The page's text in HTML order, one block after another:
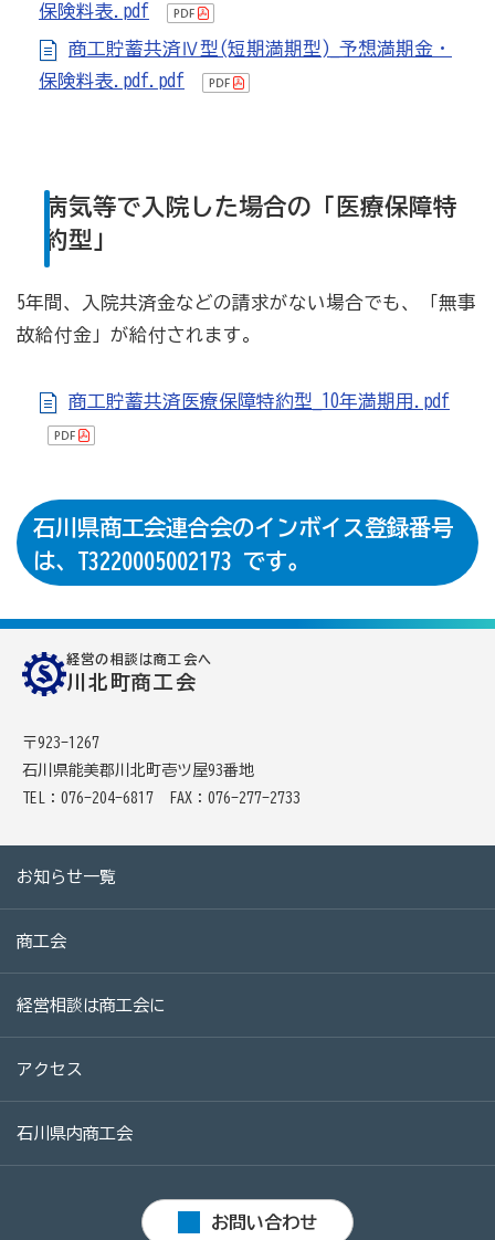
保険料表.pdf
商工貯蓄共済Ⅳ型(短期満期型)_予想満期金・
保険料表.pdf.pdf
病気等で入院した場合の「医療保障特
約型」
5年間、入院共済金などの請求がない場合でも、「無事
故給付金」が給付されます。
商工貯蓄共済医療保障特約型_10年満期用.pdf
石川県商工会連合会のインボイス登録番号
は、T3220005002173 です。
経営の相談は商工会へ
川北町商工会
〒923-1267
石川県能美郡川北町壱ツ屋93番地
TEL：076-204-6817
FAX：076-277-2733
お知らせ一覧
商工会
経営相談は商工会に
アクセス
石川県内商工会
お問い合わせ